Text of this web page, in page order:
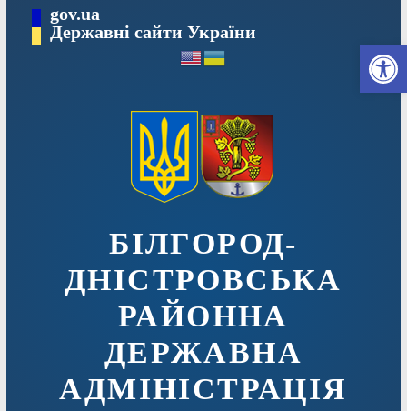
вмісту
gov.ua
Державні сайти України
БІЛГОРОД-
ДНІСТРОВСЬКА
РАЙОННА
ДЕРЖАВНА
АДМІНІСТРАЦІЯ